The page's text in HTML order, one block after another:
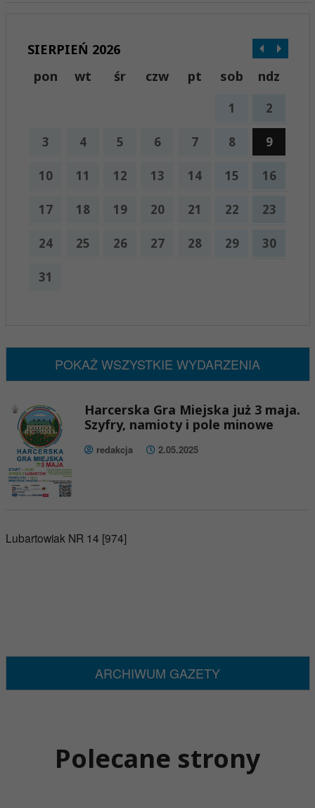
SIERPIEŃ 2026
pon
wt śr czw pt sob ndz
1 2
3 4 5 6 7 8 9
10 11 12 13 14 15 16
17 18 19 20 21 22 23
24 25 26 27 28 29 30
31
POKAŻ WSZYSTKIE WYDARZENIA
Harcerska Gra Miejska już 3 maja.
Szyfry, namioty i pole minowe
redakcja 2.05.2025
Lubartowiak NR 14 [974]
ARCHIWUM GAZETY
Polecane strony